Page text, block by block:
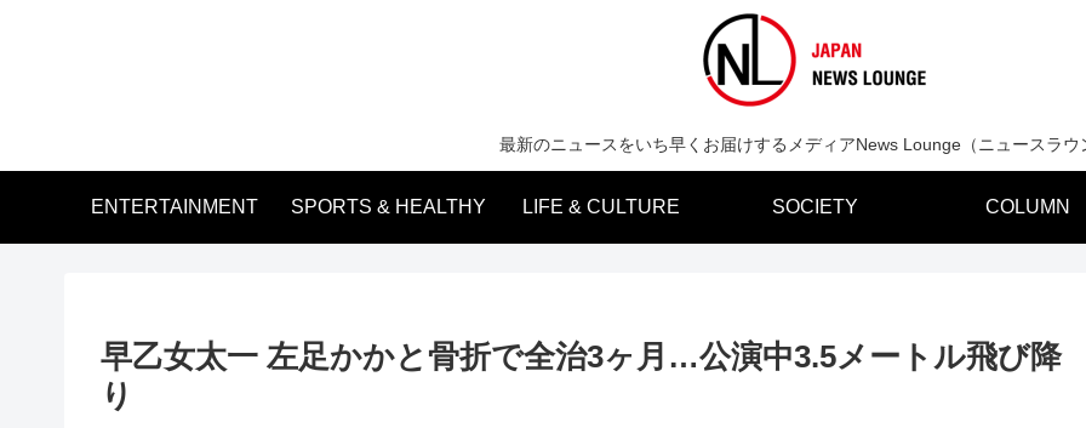
最新のニュースをいち早くお届けするメディアNews Lounge（ニュースラウ
ENTERTAINMENT SPORTS & HEALTHY LIFE & CULTURE SOCIETY COLUMN
早乙女太一 左足かかと骨折で全治3ヶ月…公演中3.5メートル飛び降
り